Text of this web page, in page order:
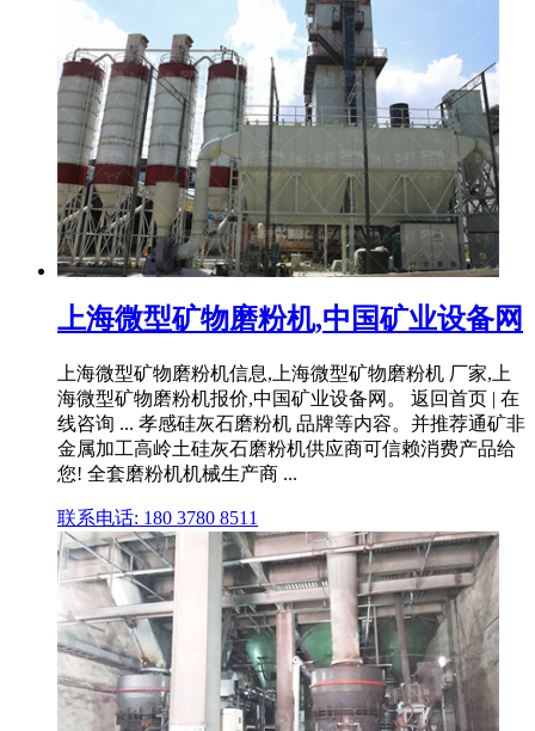
上海微型矿物磨粉机,中国矿业设备网
上海微型矿物磨粉机信息,上海微型矿物磨粉机 厂家,上
海微型矿物磨粉机报价,中国矿业设备网。 返回首页 | 在
线咨询 ... 孝感硅灰石磨粉机 品牌等内容。并推荐通矿非
金属加工高岭土硅灰石磨粉机供应商可信赖消费产品给
您! 全套磨粉机机械生产商 ...
联系电话: 180 3780 8511